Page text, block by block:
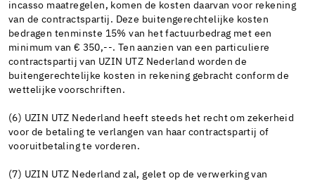
incasso maatregelen, komen de kosten daarvan voor rekening
van de contractspartij. Deze buitengerechtelijke kosten
bedragen tenminste 15% van het factuurbedrag met een
minimum van € 350,--. Ten aanzien van een particuliere
contractspartij van UZIN UTZ Nederland worden de
buitengerechtelijke kosten in rekening gebracht conform de
wettelijke voorschriften.
(6) UZIN UTZ Nederland heeft steeds het recht om zekerheid
voor de betaling te verlangen van haar contractspartij of
vooruitbetaling te vorderen.
(7) UZIN UTZ Nederland zal, gelet op de verwerking van